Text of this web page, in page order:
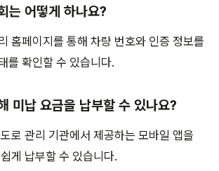
는 어떻게 하나요?
홈페이지를 통해 차량 번호와 인증 정보를
를 확인할 수 있습니다.
미납 요금을 납부할 수 있나요?
로 관리 기관에서 제공하는 모바일 앱을
게 납부할 수 있습니다.